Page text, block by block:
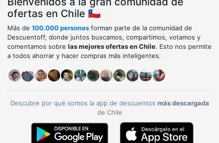
ofertas en Chile 🇨🇱
Más de 100.000 personas forman parte de la comunidad de
Descuentoff, donde juntos buscamos, compartimos, votamos y
comentamos sobre las mejores ofertas en Chile. Esto nos permite
a todos ahorrar y hacer compras más inteligentes.
Descubre por qué somos la app de descuentos más descargada
de Chile